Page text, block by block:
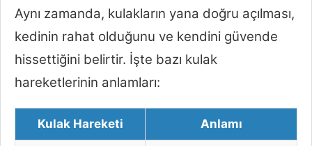
Aynı zamanda, kulakların yana doğru açılması,
kedinin rahat olduğunu ve kendini güvende
hissettiğini belirtir. İşte bazı kulak
hareketlerinin anlamları:
Kulak Hareketi Anlamı